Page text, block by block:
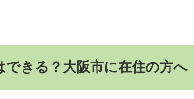
きる？大阪市に在住の方へ